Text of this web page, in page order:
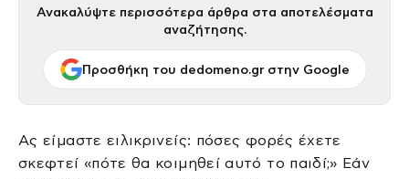
Ανακαλύψτε περισσότερα άρθρα στα αποτελέσματα
αναζήτησης.
Προσθήκη του dedomeno.gr στην Google
Ας είμαστε ειλικρινείς: πόσες φορές έχετε
σκεφτεί «πότε θα κοιμηθεί αυτό το παιδί;» Εάν